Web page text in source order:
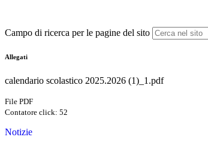
Campo di ricerca per le pagine del sito
Allegati
calendario scolastico 2025.2026 (1)_1.pdf
File PDF
Contatore click: 52
Notizie